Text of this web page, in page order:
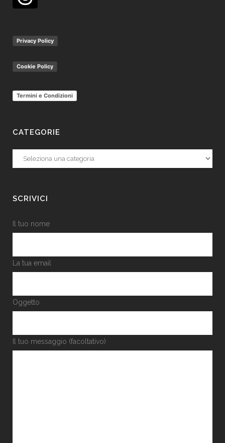
Privacy Policy
Cookie Policy
Termini e Condizioni
CATEGORIE
Categorie
SCRIVICI
Il tuo nome
La tua email
Oggetto
Il tuo messaggio (facoltativo)